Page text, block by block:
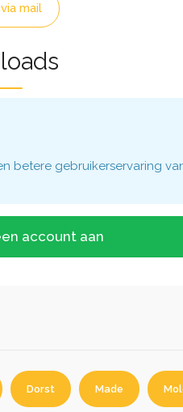
mail
betere gebruikerservaring
account aan
Dorst Made